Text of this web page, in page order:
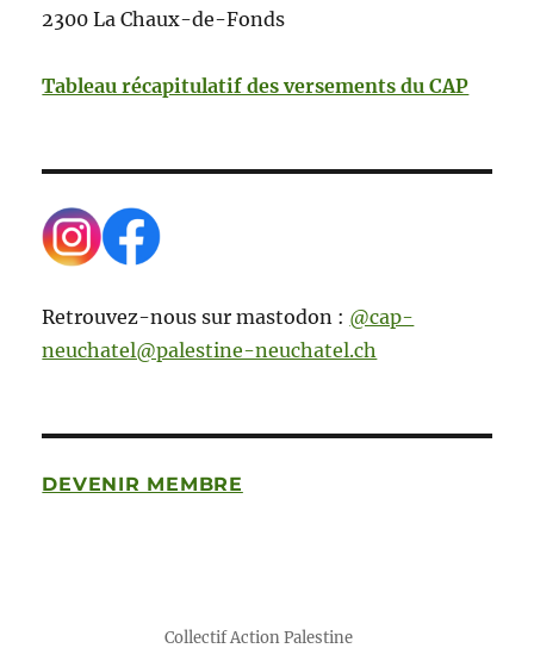
2300 La Chaux-de-Fonds
Tableau récapitulatif des versements du CAP
Retrouvez-nous sur mastodon : @cap-
neuchatel@palestine-neuchatel.ch
DEVENIR MEMBRE
Collectif Action Palestine